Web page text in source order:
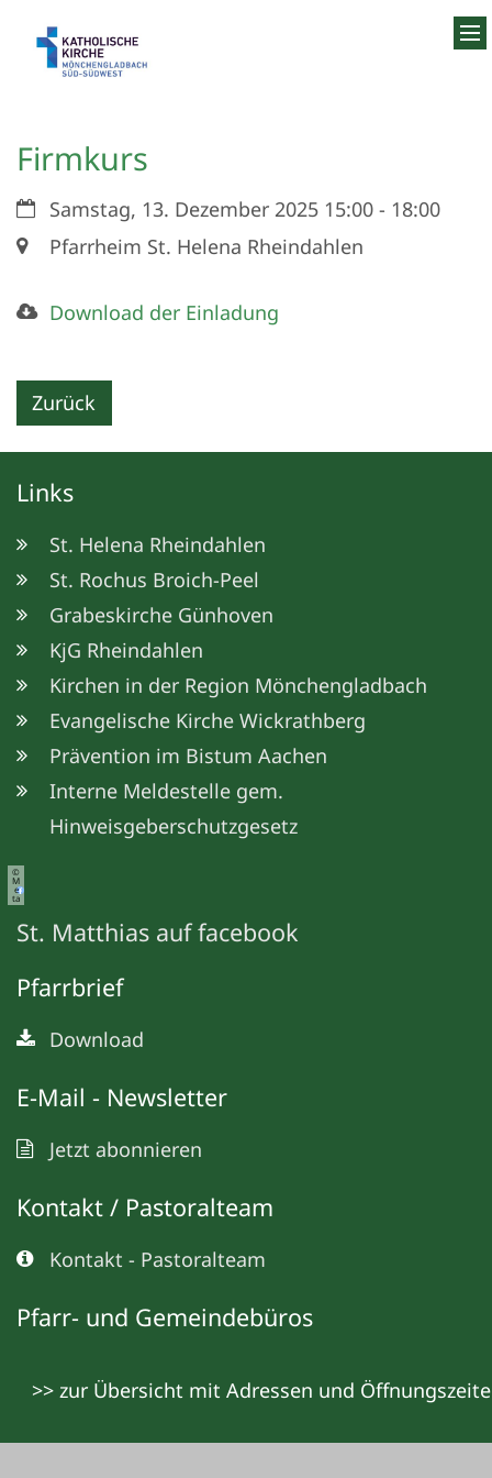
Firmkurs
Datum:Samstag, 13. Dezember 2025 15:00 - 18:00
Ort:Pfarrheim St. Helena Rheindahlen
Download der Einladung
Zurück
Links
St. Helena Rheindahlen
St. Rochus Broich-Peel
Grabeskirche Günhoven
KjG Rheindahlen
Kirchen in der Region Mönchengladbach
Evangelische Kirche Wickrathberg
Prävention im Bistum Aachen
Interne Meldestelle gem.
Hinweisgeberschutzgesetz
©
M
e
ta
St. Matthias auf facebook
Pfarrbrief
Download
E-Mail - Newsletter
Jetzt abonnieren
Kontakt / Pastoralteam
Kontakt - Pastoralteam
Pfarr- und Gemeindebüros
>> zur Übersicht mit Adressen und